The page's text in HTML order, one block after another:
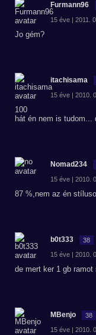
Furmann96
15 éve | 2011.
Jo gém?
itachisama
15 éve | 2010.
100
hát én nem is
Nomad234
15 éve | 2010.
87 %,nem az én
b0t333 38
15 éve | 2010.
de mert ker 1 gb
MBenjo 38
15 éve | 2010.